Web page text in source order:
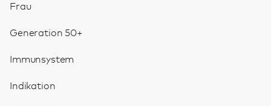
Frau
Generation 50+
Immunsystem
Indikation